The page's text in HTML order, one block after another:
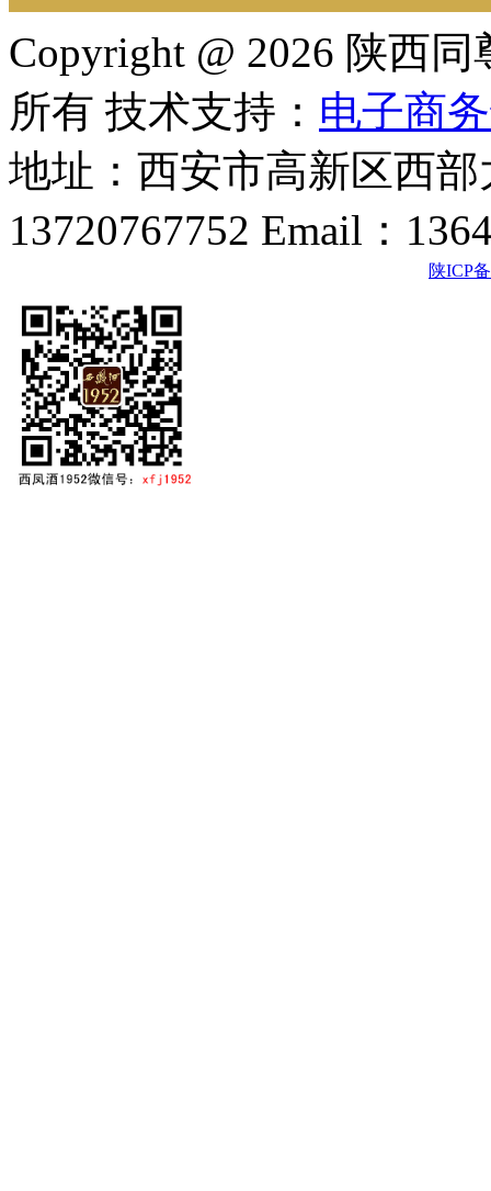
Copyright @ 2026 陕西
所有 技术支持： 电子商
地址：西安市高新区西
13720767752 Email：
陕ICP